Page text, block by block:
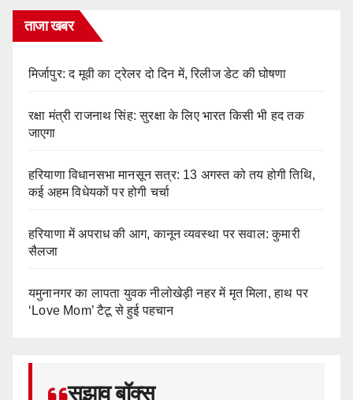
ताजा खबर
मिर्जापुर: द मूवी का ट्रेलर दो दिन में, रिलीज डेट की घोषणा
रक्षा मंत्री राजनाथ सिंह: सुरक्षा के लिए भारत किसी भी हद तक
जाएगा
हरियाणा विधानसभा मानसून सत्र: 13 अगस्त को तय होगी तिथि,
कई अहम विधेयकों पर होगी चर्चा
हरियाणा में अपराध की आग, कानून व्यवस्था पर सवाल: कुमारी
सैलजा
यमुनानगर का लापता युवक नीलोखेड़ी नहर में मृत मिला, हाथ पर
‘Love Mom’ टैटू से हुई पहचान
सुझाव बॉक्स